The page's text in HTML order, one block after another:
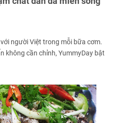
người Việt trong mỗi bữa cơm.
không cần chỉnh, YummyDay bật